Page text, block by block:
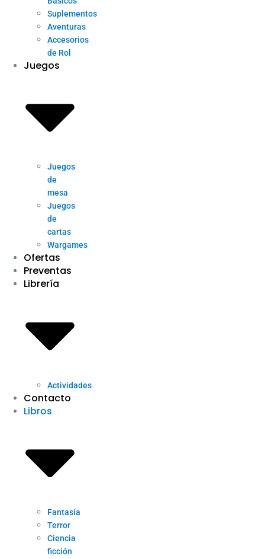
Suplementos
Aventuras
Accesorios
de Rol
Juegos
Juegos
de
mesa
Juegos
de
cartas
Wargames
Ofertas
Preventas
Librería
Actividades
Contacto
Libros
Fantasía
Terror
Ciencia
ficción